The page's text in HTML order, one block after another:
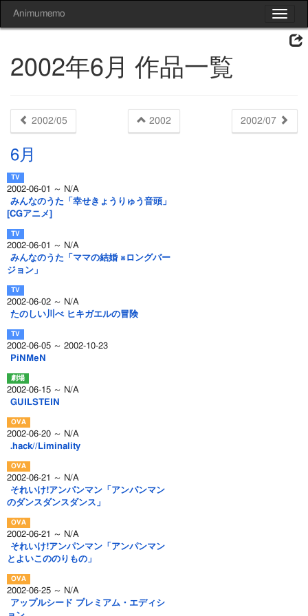
Toggle
Animumemo
2002年6月 作品一覧
2002/05 2002 2002/07
6月
2002-06-01 ～ N/A
みんなのうた「幸せきょうりゅう音頭」
[CGアニメ]
2002-06-01 ～ N/A
みんなのうた「ママの結婚 ※ロングバー
ジョン」
2002-06-02 ～ N/A
たのしい川べ ヒキガエルの冒険
2002-06-05 ～ 2002-10-23
PiNMeN
2002-06-15 ～ N/A
GUILSTEIN
2002-06-20 ～ N/A
.hack//Liminality
2002-06-21 ～ N/A
それいけ!アンパンマン「アンパンマン
のダンスダンスダンス」
2002-06-21 ～ N/A
それいけ!アンパンマン「アンパンマン
とよいこののりもの」
2002-06-25 ～ N/A
アップルシード プレミアム・エディシ